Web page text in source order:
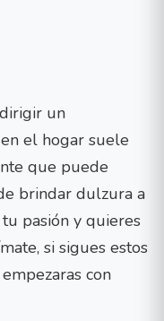
un
el hogar suele
que puede
brindar dulzura a
pasión y quieres
si sigues estos
con